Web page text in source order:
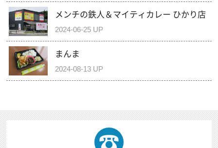
メンチの鉄人＆マイティカレー ひかり店
2024-06-25 UP
まんま
2024-08-13 UP